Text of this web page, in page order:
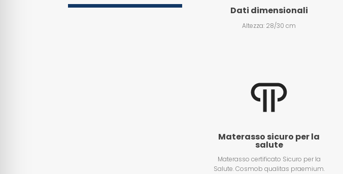
Dati dimensionali
Altezza: 28/30 cm
Materasso sicuro per la
salute
Materasso certificato Sicuro per la
Salute. Cosmob qualitas praemium.